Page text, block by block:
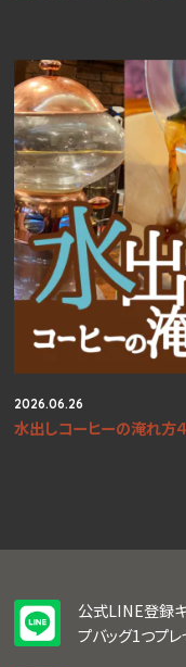
2026.06.26
水出しコーヒーの淹れ方
公式LINE登録キ
プバッグ1つプレ